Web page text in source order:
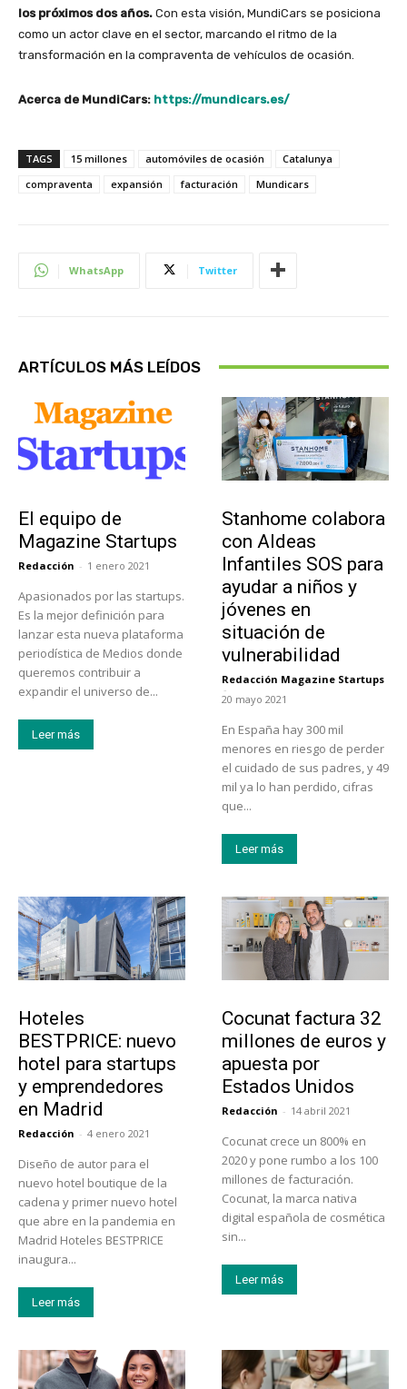
los próximos dos años. Con esta visión, MundiCars se posiciona
como un actor clave en el sector, marcando el ritmo de la
transformación en la compraventa de vehículos de ocasión.
Acerca de MundiCars: https://mundicars.es/
TAGS 15 millones automóviles de ocasión
Catalunya
compraventa
expansión facturación Mundicars
WhatsApp Twitter
ARTÍCULOS MÁS LEÍDOS
El equipo de
Magazine Startups
Redacción - 1 enero 2021
Apasionados por las startups.
Es la mejor definición para
lanzar esta nueva plataforma
periodística de Medios donde
queremos contribuir a
expandir el universo de...
Leer más
Stanhome colabora
con Aldeas
Infantiles SOS para
ayudar a niños y
jóvenes en
situación de
vulnerabilidad
Redacción Magazine Startups
-
20 mayo 2021
En España hay 300 mil
menores en riesgo de perder
el cuidado de sus padres, y 49
mil ya lo han perdido, cifras
que...
Leer más
Hoteles
BESTPRICE: nuevo
hotel para startups
y emprendedores
en Madrid
Redacción - 4 enero 2021
Diseño de autor para el
nuevo hotel boutique de la
cadena y primer nuevo hotel
que abre en la pandemia en
Madrid Hoteles BESTPRICE
inaugura...
Leer más
Cocunat factura 32
millones de euros y
apuesta por
Estados Unidos
Redacción - 14 abril 2021
Cocunat crece un 800% en
2020 y pone rumbo a los 100
millones de facturación.
Cocunat, la marca nativa
digital española de cosmética
sin...
Leer más